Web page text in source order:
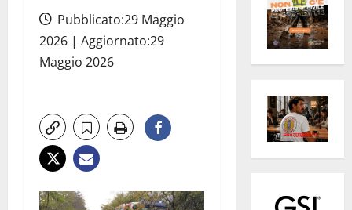
Pubblicato:29 Maggio
2026 | Aggiornato:29
Maggio 2026